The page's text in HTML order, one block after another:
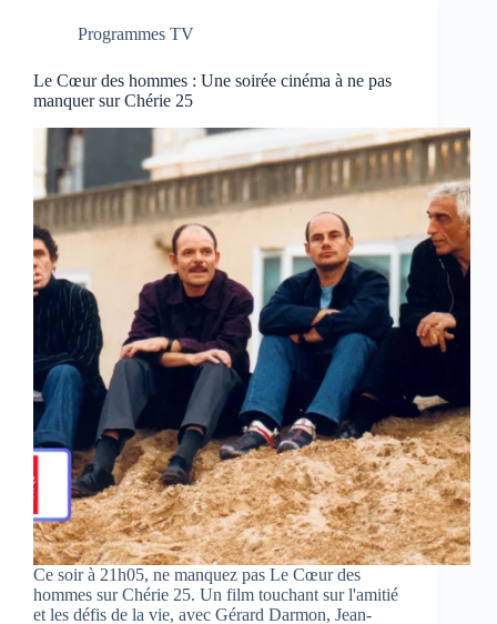
Programmes TV
Le Cœur des hommes : Une soirée cinéma à ne pas
manquer sur Chérie 25
Ce soir à 21h05, ne manquez pas Le Cœur des
hommes sur Chérie 25. Un film touchant sur l'amitié
et les défis de la vie, avec Gérard Darmon, Jean-